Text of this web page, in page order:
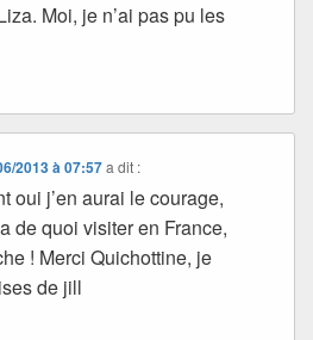
Moi, je n’ai pas pu les
2013 à 07:57 a dit :
oui j’en aurai le courage,
de quoi visiter en France,
! Merci Quichottine, je
de jill